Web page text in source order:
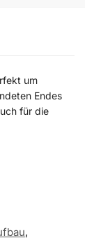
um
Endes
für die
,